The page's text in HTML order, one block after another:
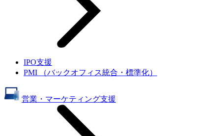
IPO支援
PMI （バックオフィス統合・標準化）
営業・マーケティング支援